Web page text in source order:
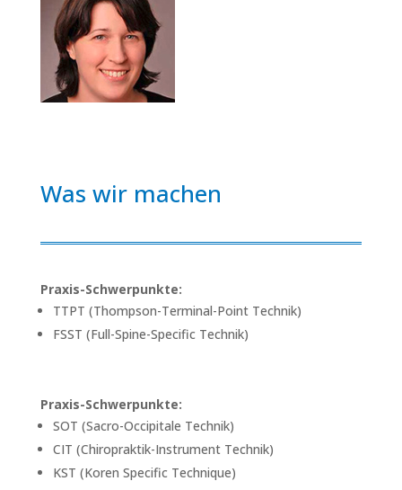
Was wir machen
Praxis-Schwerpunkte:
TTPT (Thompson-Terminal-Point Technik)
FSST (Full-Spine-Specific Technik)
Praxis-Schwerpunkte:
SOT (Sacro-Occipitale Technik)
CIT (Chiropraktik-Instrument Technik)
KST (Koren Specific Technique)